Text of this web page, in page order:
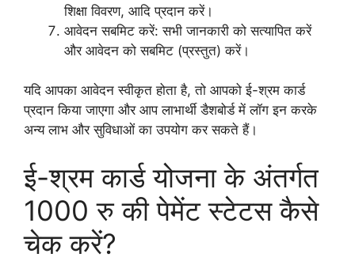
शिक्षा विवरण, आदि प्रदान करें।
आवेदन सबमिट करें: सभी जानकारी को सत्यापित करें
और आवेदन को सबमिट (प्रस्तुत) करें।
यदि आपका आवेदन स्वीकृत होता है, तो आपको ई-श्रम कार्ड
प्रदान किया जाएगा और आप लाभार्थी डैशबोर्ड में लॉग इन करके
अन्य लाभ और सुविधाओं का उपयोग कर सकते हैं।
ई-श्रम कार्ड योजना के अंतर्गत
1000 रु की पेमेंट स्टेटस कैसे
चेक करें?